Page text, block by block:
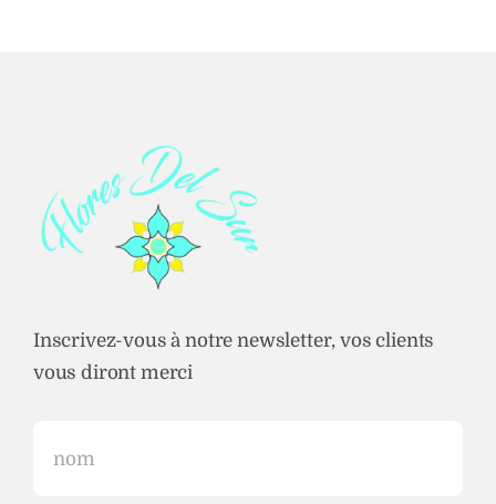
Inscrivez-vous à notre newsletter, vos clients
vous diront merci